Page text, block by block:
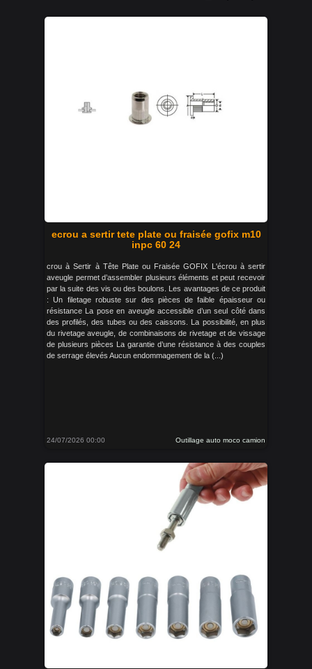
ecrou a sertir tete plate ou fraisée gofix m10
inpc 60 24
crou à Sertir à Tête Plate ou Fraisée GOFIX L'écrou à sertir
aveugle permet d’assembler plusieurs éléments et peut recevoir
par la suite des vis ou des boulons. Les avantages de ce produit
: Un filetage robuste sur des pièces de faible épaisseur ou
résistance La pose en aveugle accessible d’un seul côté dans
des profilés, des tubes ou des caissons. La possibilité, en plus
du rivetage aveugle, de combinaisons de rivetage et de vissage
de plusieurs pièces La garantie d’une résistance à des couples
de serrage élevés Aucun endommagement de la (...)
24/07/2026 00:00 Outillage auto moco camion